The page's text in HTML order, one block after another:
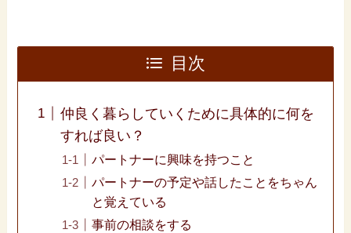
目次
仲良く暮らしていくために具体的に何を
すれば良い？
パートナーに興味を持つこと
パートナーの予定や話したことをちゃん
と覚えている
事前の相談をする